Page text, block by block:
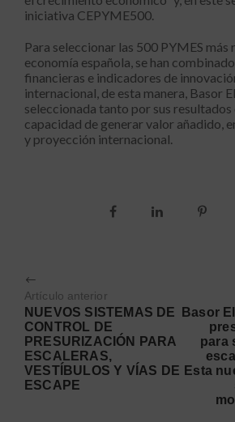
iniciativa CEPYME500.
Para seleccionar las 500 PYMES más
economía española, se han
financieras e indicadores de
internacional, de esta manera, Basor
seleccionada tanto por sus resultados
capacidad de generar valor añadido,
y proyección internacional.
Artículo anterior
NUEVOS SISTEMAS DE
CONTROL DE
PRESURIZACIÓN PARA
ESCALERAS,
VESTÍBULOS Y VÍAS DE
ESCAPE
Basor
para
Esta